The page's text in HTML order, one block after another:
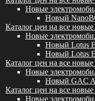
Новые
Новый
Каталог цен на все
Новые
Новый Lotus
Новый Lotus
Каталог цен на все
Новые
Новый GAC
Каталог цен на все
Новые